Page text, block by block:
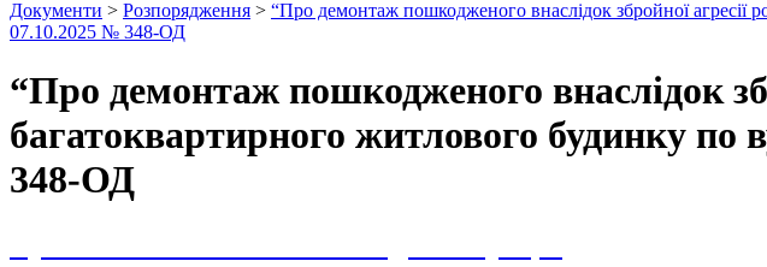
Документи > Розпорядження > “Про демонтаж пошкодженого внаслідок збройної агресії
07.10.2025 № 348-ОД
“Про демонтаж пошкодженого внаслідок
багатоквартирного житлового будинку
348-ОД